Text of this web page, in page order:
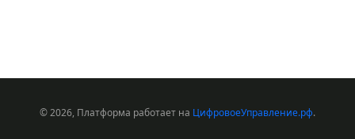
© 2026, Платформа работает на ЦифровоеУправление.рф.